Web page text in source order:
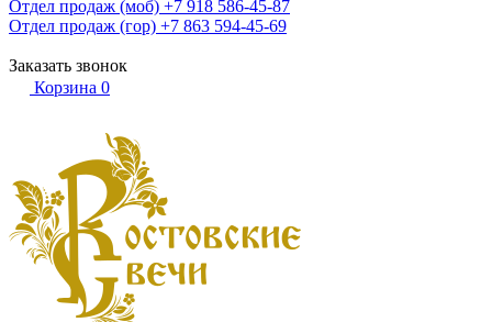
Отдел продаж (моб) +7 918 586-45-87
Отдел продаж (гор) +7 863 594-45-69
Заказать звонок
Корзина 0